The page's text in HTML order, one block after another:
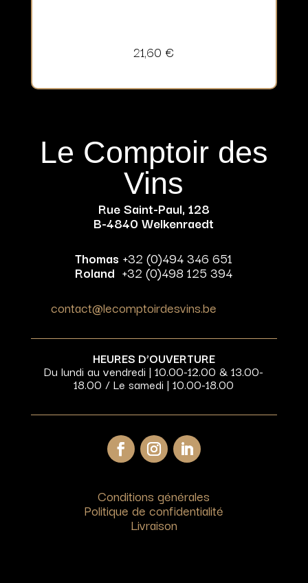
21,60 €
Le Comptoir des
Vins
Rue Saint-Paul, 128
B-4840 Welkenraedt
Thomas +32 (0)494 346 651
Roland +32 (0)498 125 394
contact@lecomptoirdesvins.be
HEURES D’OUVERTURE
Du lundi au vendredi | 10.00-12.00 & 13.00-
18.00 / Le samedi | 10.00-18.00
Conditions générales
Politique de confidentialité
Livraison